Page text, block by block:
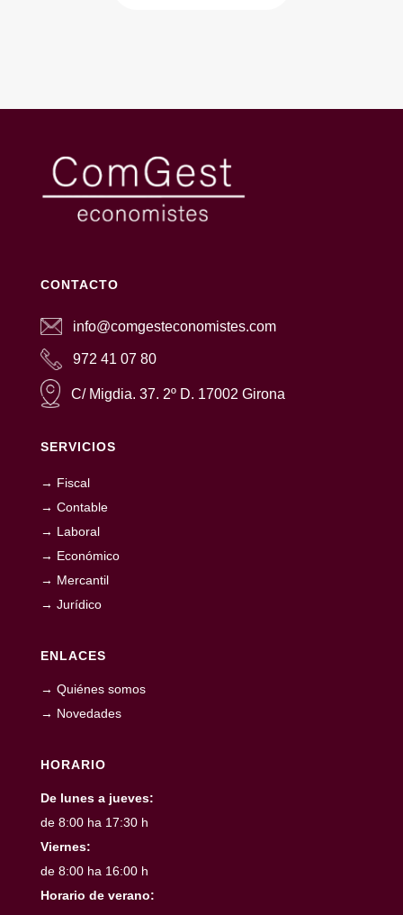
CONTACTO
info@comgesteconomistes.com
972 41 07 80
C/ Migdia. 37. 2º D. 17002 Girona
SERVICIOS
→ Fiscal
→ Contable
→ Laboral
→ Económico
→ Mercantil
→ Jurídico
ENLACES
→ Quiénes somos
→ Novedades
HORARIO
De lunes a jueves:
de 8:00 ha 17:30 h
Viernes:
de 8:00 ha 16:00 h
Horario de verano: